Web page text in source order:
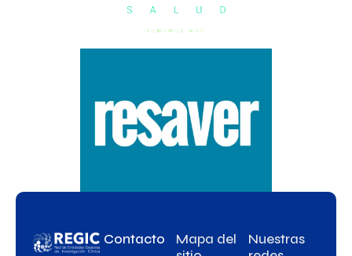
Contacto
Mapa del
Nuestras